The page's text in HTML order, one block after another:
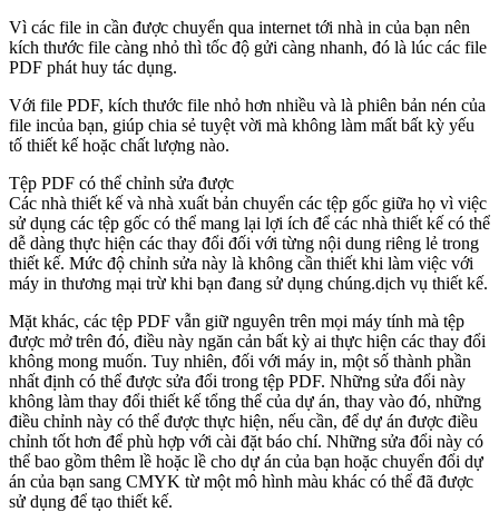
Vì các file in cần được chuyển qua internet tới nhà in của bạn nên
kích thước file càng nhỏ thì tốc độ gửi càng nhanh, đó là lúc các file
PDF phát huy tác dụng.
Với file PDF, kích thước file nhỏ hơn nhiều và là phiên bản nén của
file incủa bạn, giúp chia sẻ tuyệt vời mà không làm mất bất kỳ yếu
tố thiết kế hoặc chất lượng nào.
Tệp PDF có thể chỉnh sửa được
Các nhà thiết kế và nhà xuất bản chuyển các tệp gốc giữa họ vì việc
sử dụng các tệp gốc có thể mang lại lợi ích để các nhà thiết kế có thể
dễ dàng thực hiện các thay đổi đối với từng nội dung riêng lẻ trong
thiết kế. Mức độ chỉnh sửa này là không cần thiết khi làm việc với
máy in thương mại trừ khi bạn đang sử dụng chúng.dịch vụ thiết kế.
Mặt khác, các tệp PDF vẫn giữ nguyên trên mọi máy tính mà tệp
được mở trên đó, điều này ngăn cản bất kỳ ai thực hiện các thay đổi
không mong muốn. Tuy nhiên, đối với máy in, một số thành phần
nhất định có thể được sửa đổi trong tệp PDF. Những sửa đổi này
không làm thay đổi thiết kế tổng thể của dự án, thay vào đó, những
điều chỉnh này có thể được thực hiện, nếu cần, để dự án được điều
chỉnh tốt hơn để phù hợp với cài đặt báo chí. Những sửa đổi này có
thể bao gồm thêm lề hoặc lề cho dự án của bạn hoặc chuyển đổi dự
án của bạn sang CMYK từ một mô hình màu khác có thể đã được
sử dụng để tạo thiết kế.